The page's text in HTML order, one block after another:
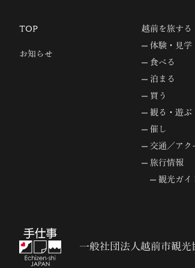
TOP
お知らせ
越前を旅する
体験・見学
食べる
泊まる
買う
観る・遊ぶ
催し
交通／アク
旅行情報
観光ガイ
一般社団法人越前市観光